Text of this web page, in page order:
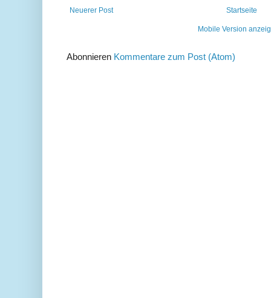
Neuerer Post Startseite
Mobile Version
Abonnieren Kommentare zum Post (Atom)